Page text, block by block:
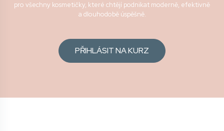
pro všechny kosmetičky, které chtějí podnikat moderně, efektivně
a dlouhodobě úspěšně.
PŘIHLÁSIT NA KURZ